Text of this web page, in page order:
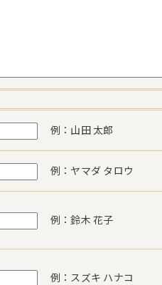
例：山田 太郎
例：ヤマダ タロウ
例：鈴木 花子
例：スズキ ハナコ